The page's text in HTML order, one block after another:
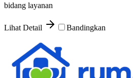
bidang layanan
Lihat Detail Bandingkan